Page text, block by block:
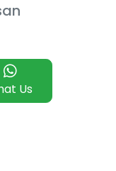
Us